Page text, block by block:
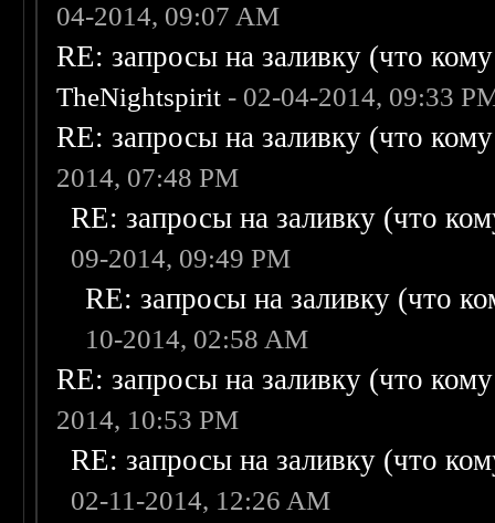
04-2014, 09:07 AM
RE: запросы на заливку (что
TheNightspirit - 02-04-2014, 09:33
RE: запросы на заливку (что
2014, 07:48 PM
RE: запросы на заливку (что
09-2014, 09:49 PM
RE: запросы на заливку (что
10-2014, 02:58 AM
RE: запросы на заливку (что
2014, 10:53 PM
RE: запросы на заливку (что
02-11-2014, 12:26 AM